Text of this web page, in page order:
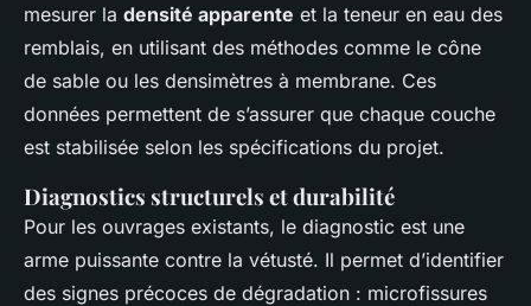
mesurer la densité apparente et la teneur en eau des
remblais, en utilisant des méthodes comme le cône
de sable ou les densimètres à membrane. Ces
données permettent de s’assurer que chaque couche
est stabilisée selon les spécifications du projet.
Diagnostics structurels et durabilité
Pour les ouvrages existants, le diagnostic est une
arme puissante contre la vétusté. Il permet d’identifier
des signes précoces de dégradation : microfissures